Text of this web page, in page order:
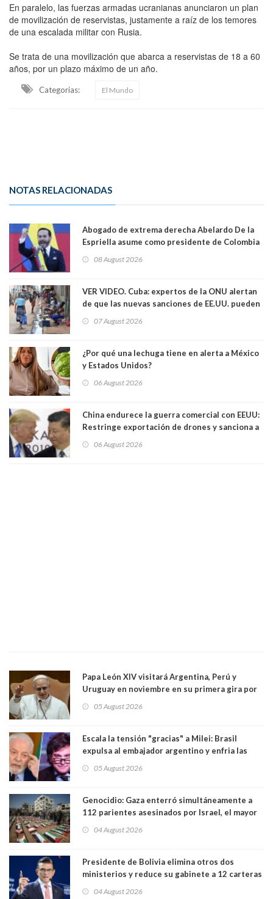
En paralelo, las fuerzas armadas ucranianas anunciaron un plan
de movilización de reservistas, justamente a raíz de los temores
de una escalada militar con Rusia.
Se trata de una movilización que abarca a reservistas de 18 a 60
años, por un plazo máximo de un año.
Categorias: El Mundo
NOTAS RELACIONADAS
Abogado de extrema derecha Abelardo De la
Espriella asume como presidente de Colombia
08 August 2026
VER VIDEO. Cuba: expertos de la ONU alertan
de que las nuevas sanciones de EE.UU. pueden
07 August 2026
¿Por qué una lechuga tiene en alerta a México
y Estados Unidos?
06 August 2026
China endurece la guerra comercial con EEUU:
Restringe exportación de drones y sanciona a
06 August 2026
Papa León XIV visitará Argentina, Perú y
Uruguay en noviembre en su primera gira por
05 August 2026
Escala la tensión "gracias" a Milei: Brasil
expulsa al embajador argentino y enfria las
trasandino
05 August 2026
Genocidio: Gaza enterró simultáneamente a
112 parientes asesinados por Israel, el mayor
muertos figuran 44 niños y nueve ancianos
04 August 2026
Presidente de Bolivia elimina otros dos
ministerios y reduce su gabinete a 12 carteras
04 August 2026